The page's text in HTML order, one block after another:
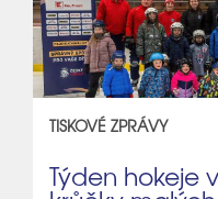
TISKOVÉ ZPRÁVY
Týden hokeje